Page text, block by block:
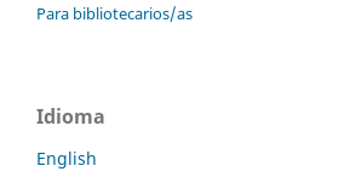
Para bibliotecarios/as
Idioma
English